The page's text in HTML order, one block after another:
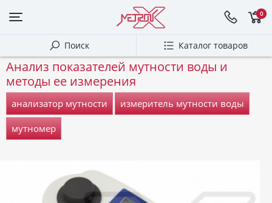
0
Поиск Каталог товаров
Анализ показателей мутности воды и
методы ее измерения
анализатор мутности измеритель мутности воды
мутномер